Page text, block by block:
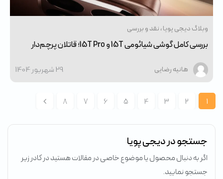
وبلاگ دیجی پویا نقد و بررسی
بررسی کامل گوشی شیائومی 15T و 15T Pro؛ قاتلان پرچم‌دار
هانیه رضایی 29 شهریور 1404
1
2
3
4
5
6
7
8
جستجو در دیجی پویا
اگر به دنبال محصول یا موضوع خاصی در مقالات هستید در کادر زیر
جستجو نمایید.